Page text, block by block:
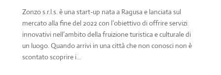
Zonzo s.r.l.s. è una start-up nata a Ragusa e lanciata sul
mercato alla fine del 2022 con l’obiettivo di offrire servizi
innovativi nell’ambito della fruizione turistica e culturale di
un luogo. Quando arrivi in una città che non conosci non è
scontato scoprire i...